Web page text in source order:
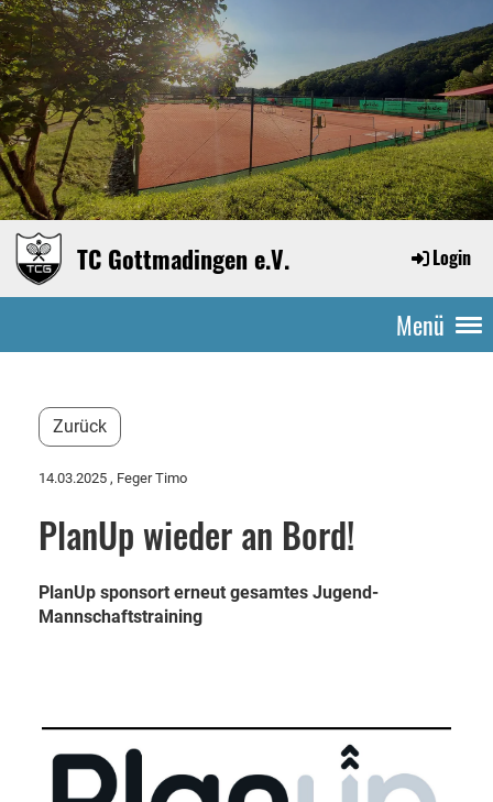
TC Gottmadingen e.V. Login
Menü
Zurück
14.03.2025 , Feger Timo
PlanUp wieder an Bord!
PlanUp sponsort erneut gesamtes Jugend-
Mannschaftstraining